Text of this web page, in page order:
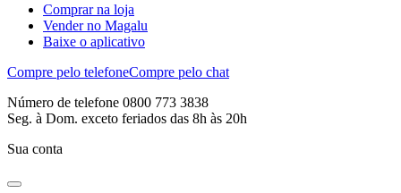
Comprar na loja
Vender no Magalu
Baixe o aplicativo
Compre pelo telefoneCompre pelo chat
Número de telefone 0800 773 3838
Seg. à Dom. exceto feriados das 8h às 20h
Sua conta